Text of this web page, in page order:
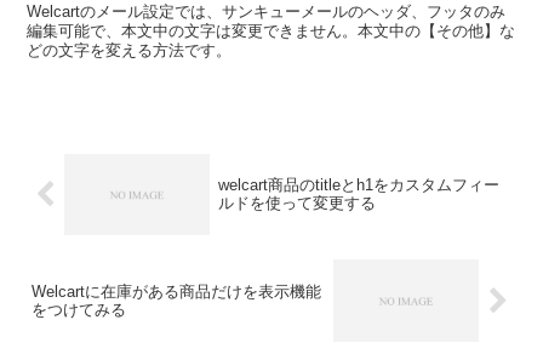
Welcartのメール設定では、サンキューメールのヘッダ、フッタのみ
編集可能で、本文中の文字は変更できません。本文中の【その他】な
どの文字を変える方法です。
welcart商品のtitleとh1をカスタムフィー
ルドを使って変更する
Welcartに在庫がある商品だけを表示機能
をつけてみる